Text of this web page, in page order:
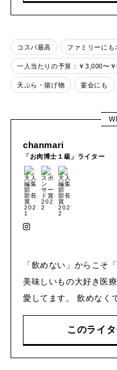
コスパ最高 ファミリーにも
一人当たりの予算：￥3,000〜
天ぷら・揚げ物 宴会にも
chanmari
「お肉博士１級」ライター
「飲めない」からこそ
美味しいもの大好き医
愛してます。 飲めなく
このライ